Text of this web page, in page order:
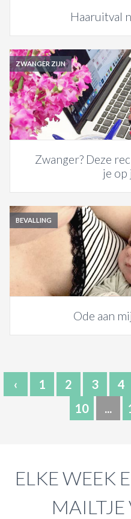
Haaruitval
ZWANGER ZIJN
Zwanger? Deze
je op
BEVALLING
Ode aan
‹ 1 2 3 4
10
...
ELKE WEEK
MAILTJE